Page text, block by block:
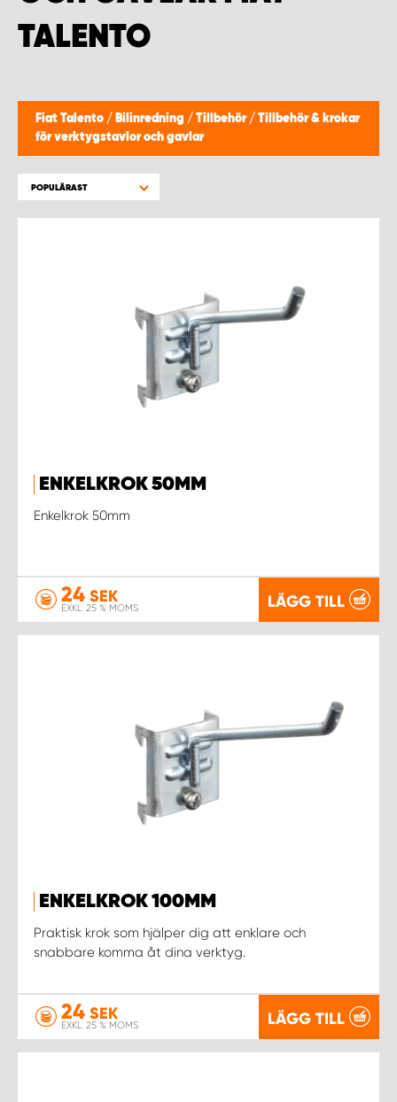
TALENTO
Fiat Talento / Bilinredning / Tillbehör / Tillbehör & krokar
för verktygstavlor och gavlar
POPULÄRAST
ENKELKROK 50MM
Enkelkrok 50mm
24 SEK
EXKL. 25 % MOMS LÄGG TILL
ENKELKROK 100MM
Praktisk krok som hjälper dig att enklare och
snabbare komma åt dina verktyg.
24 SEK
EXKL. 25 % MOMS LÄGG TILL
WORK SYSTEM HELSINGBORG
WORK SYSTEM KALMAR
WORK SYSTEM KARLSTAD
WORK SYSTEM KIRUNA
WORK SYSTEM NORRKÖPING
WORK SYSTEM SKÖVDE
WORK SYSTEM STOCKHOLM NORR
WORK SYSTEM VÄRNAMO
WORK SYSTEM VÄXJÖ